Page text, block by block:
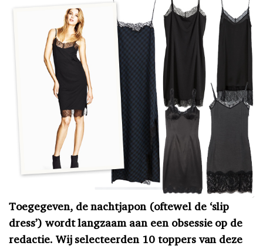
Toegegeven, de nachtjapon (oftewel de ‘slip
dress’) wordt langzaam aan een obsessie op de
redactie. Wij selecteerden 10 toppers van deze